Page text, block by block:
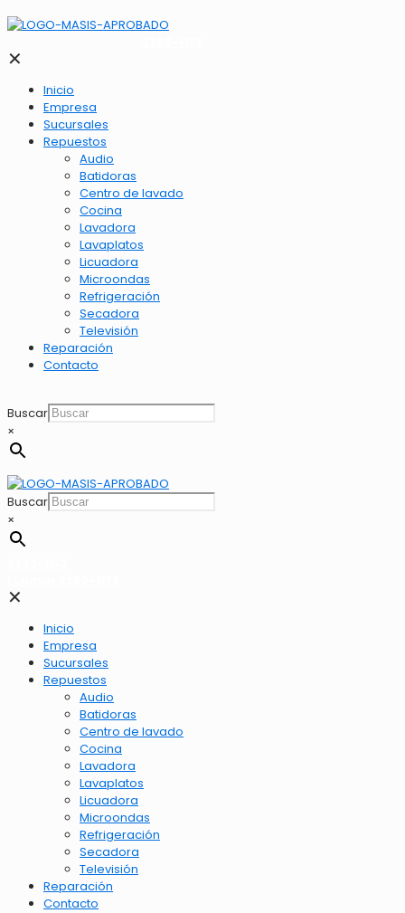
✕
Inicio
Empresa
Sucursales
Repuestos
Audio
Batidoras
Centro de lavado
Cocina
Lavadora
Lavaplatos
Licuadora
Microondas
Refrigeración
Secadora
Televisión
Reparación
Contacto
Buscar
×
Buscar
×
✕
Inicio
Empresa
Sucursales
Repuestos
Audio
Batidoras
Centro de lavado
Cocina
Lavadora
Lavaplatos
Licuadora
Microondas
Refrigeración
Secadora
Televisión
Reparación
Contacto